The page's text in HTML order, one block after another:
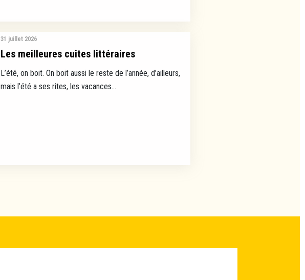
31 juillet 2026
Les meilleures cuites littéraires
L’été, on boit. On boit aussi le reste de l’année, d’ailleurs,
mais l’été a ses rites, les vacances...